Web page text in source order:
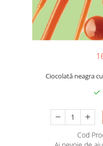
Ciocolată neagra
Cod